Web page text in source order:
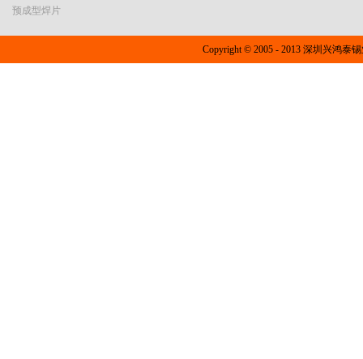
预成型焊片
Copyright © 2005 - 2013 深圳兴鸿泰